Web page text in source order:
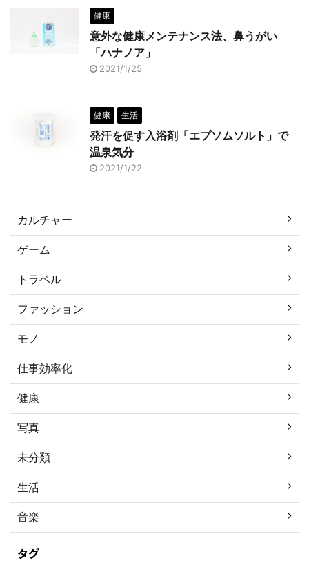
健康
意外な健康メンテナンス法、鼻うがい
「ハナノア」
2021/1/25
健康 生活
発汗を促す入浴剤「エプソムソルト」で
温泉気分
2021/1/22
カルチャー
ゲーム
トラベル
ファッション
モノ
仕事効率化
健康
写真
未分類
生活
音楽
タグ